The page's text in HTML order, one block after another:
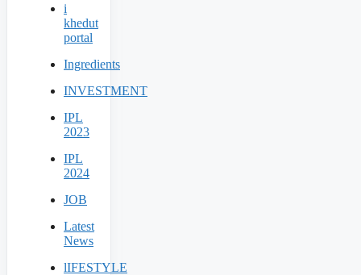
i
khedut
portal
Ingredients
INVESTMENT
IPL
2023
IPL
2024
JOB
Latest
News
lIFESTYLE